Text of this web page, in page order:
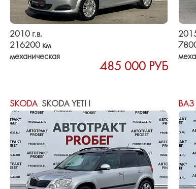
2010 г.в.
216200 км
механическая
485 000 РУБ
SKODA SKODA YETI I ВАЗ